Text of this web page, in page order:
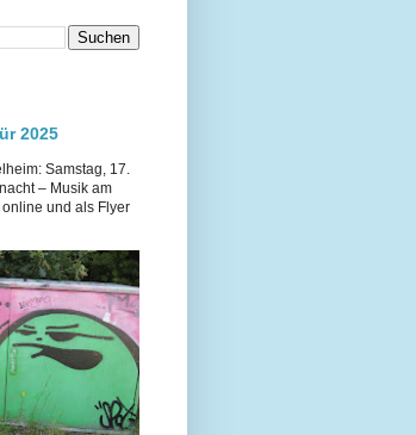
2025
Samstag, 17.
– Musik am
und als Flyer